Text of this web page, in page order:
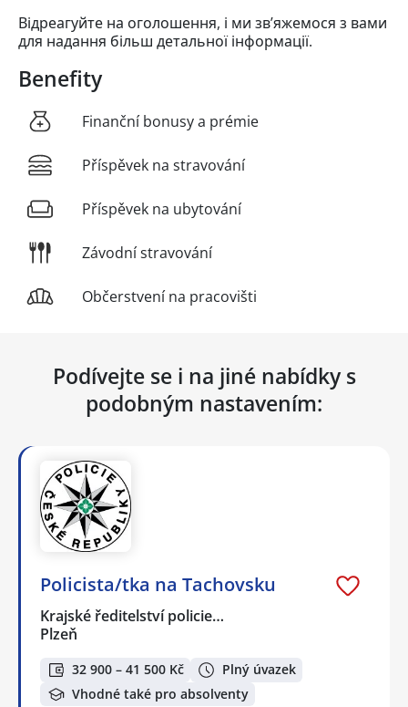
Відреагуйте на оголошення, і ми зв’яжемося з вами
для надання більш детальної інформації.
Benefity
Finanční bonusy a prémie
Příspěvek na stravování
Příspěvek na ubytování
Závodní stravování
Občerstvení na pracovišti
Podívejte se i na jiné nabídky s
podobným nastavením:
Policista/tka na Tachovsku
Krajské ředitelství policie…
Plzeň
32 900 – 41 500 Kč
Plný úvazek
Vhodné také pro absolventy